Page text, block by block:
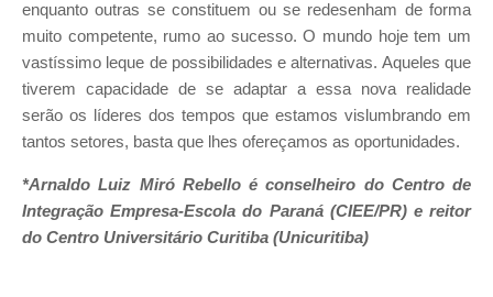
enquanto outras se constituem ou se redesenham de forma
muito competente, rumo ao sucesso. O mundo hoje tem um
vastíssimo leque de possibilidades e alternativas. Aqueles que
tiverem capacidade de se adaptar a essa nova realidade
serão os líderes dos tempos que estamos vislumbrando em
tantos setores, basta que lhes ofereçamos as oportunidades.
*Arnaldo Luiz Miró Rebello é conselheiro do Centro de
Integração Empresa-Escola do Paraná (CIEE/PR) e reitor
do Centro Universitário Curitiba (Unicuritiba)